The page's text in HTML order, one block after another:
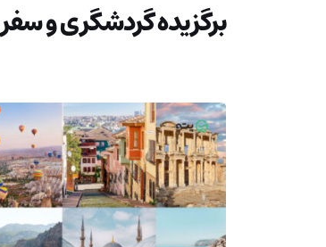
برگزیده گردشگری و سفر